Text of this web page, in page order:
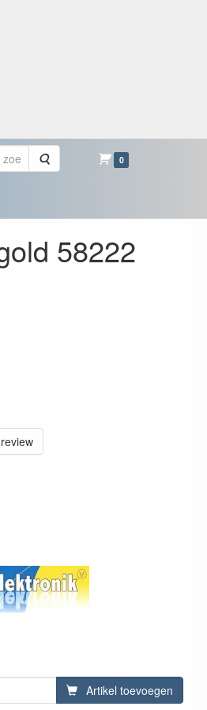
Zoeken 0
58222
Artikel toevoegen